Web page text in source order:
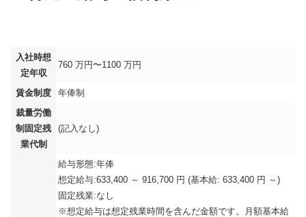
入社時想
定年収
760 万円〜1100 万円
賃金制度
年俸制
裁量労働
制固定残
業代制
(記入なし)
給与形態:年俸
想定給与:633,400 ～ 916,700 円 (基本給: 633,400 円 ～)
固定残業:なし
※想定給与は想定残業時間を含んだ金額です。月額基本給